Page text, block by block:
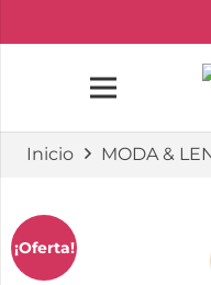
Inicio MODA &
¡Oferta!